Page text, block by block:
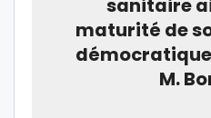
sanitaire
maturité de
M.